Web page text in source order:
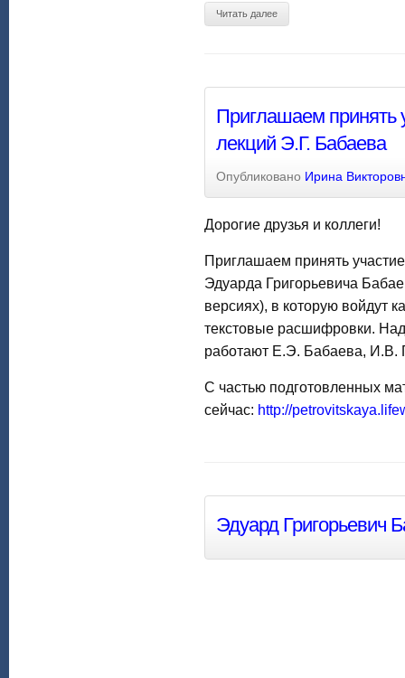
Читать далее
Приглашаем принять
лекций Э.Г. Бабаева
Опубликовано Ирина
Дорогие друзья и коллеги!
Приглашаем принять
Эдуарда Григорьевича
версиях), в которую войдут
текстовые расшифровки.
работают Е.Э. Бабаева, И.В.
С частью подготовленных
сейчас: http://
Эдуард Григорьевич